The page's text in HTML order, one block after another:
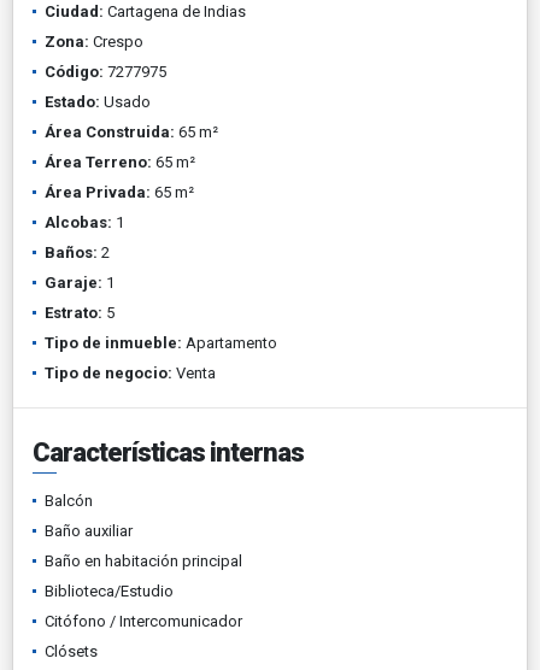
Ciudad: Cartagena de Indias
Zona: Crespo
Código: 7277975
Estado: Usado
Área Construida: 65 m²
Área Terreno: 65 m²
Área Privada: 65 m²
Alcobas: 1
Baños: 2
Garaje: 1
Estrato: 5
Tipo de inmueble: Apartamento
Tipo de negocio: Venta
Características internas
Balcón
Baño auxiliar
Baño en habitación principal
Biblioteca/Estudio
Citófono / Intercomunicador
Clósets